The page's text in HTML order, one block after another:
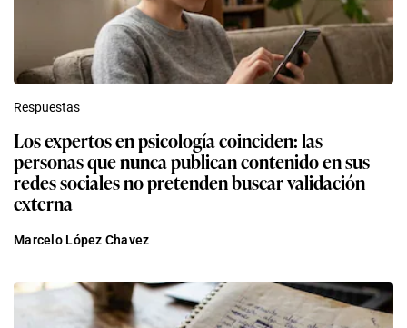
Respuestas
Los expertos en psicología coinciden: las
personas que nunca publican contenido en sus
redes sociales no pretenden buscar validación
externa
Marcelo López Chavez